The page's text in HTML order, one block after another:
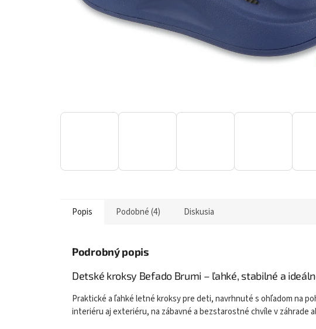
Popis Podobné (4) Diskusia
Podrobný popis
Detské kroksy Befado Brumi – ľahké, stabilné a
Praktické a ľahké letné kroksy pre deti, navrhnuté s ohľadom na
interiéru aj exteriéru, na zábavné a bezstarostné chvíle v záhrade